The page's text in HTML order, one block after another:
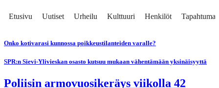
Etusivu Uutiset Urheilu Kulttuuri Henkilöt Tapahtumat
Onko kotivarasi kunnossa poikkeustilanteiden varalle?
SPR:n Sievi-Ylivieskan osasto kutsuu mukaan vähentämään yksinäisyyttä
Poliisin armovuosikeräys viikolla 42